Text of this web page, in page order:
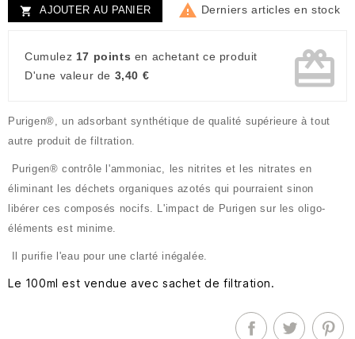
 AJOUTER AU PANIER  Derniers articles en stock
Cumulez 17 points en achetant ce produit
D'une valeur de 3,40 € card_giftcard
Purigen®, un adsorbant synthétique de qualité supérieure à tout
autre produit de filtration.
Purigen® contrôle l'ammoniac, les nitrites et les nitrates en
éliminant les déchets organiques azotés qui pourraient sinon
libérer ces composés nocifs. L'impact de Purigen sur les oligo-
éléments est minime.
Il purifie l'eau pour une clarté inégalée.
Le 100ml est vendue avec sachet de filtration.